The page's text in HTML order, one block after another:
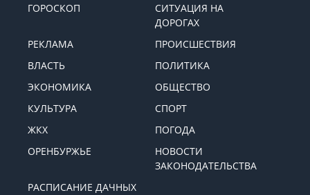
ГОРОСКОП
СИТУАЦИЯ НА
ДОРОГАХ
РЕКЛАМА
ПРОИСШЕСТВИЯ
ВЛАСТЬ
ПОЛИТИКА
ЭКОНОМИКА
ОБЩЕСТВО
КУЛЬТУРА
СПОРТ
ЖКХ
ПОГОДА
ОРЕНБУРЖЬЕ
НОВОСТИ
ЗАКОНОДАТЕЛЬСТВА
РАСПИСАНИЕ ДАЧНЫХ